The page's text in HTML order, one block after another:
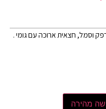
מרפק וסמל, חצאית ארוכה עם גומי .
מהירה